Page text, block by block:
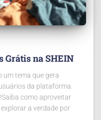
Grátis na SHEIN
um tema que gera
da plataforma.
como aproveitar
a verdade por